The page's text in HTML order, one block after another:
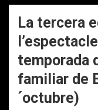
La tercera
temporada
familiar de
´octubre)